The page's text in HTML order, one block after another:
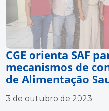
CGE orienta SAF
mecanismos de
de Alimentação
3 de outubro de 2023